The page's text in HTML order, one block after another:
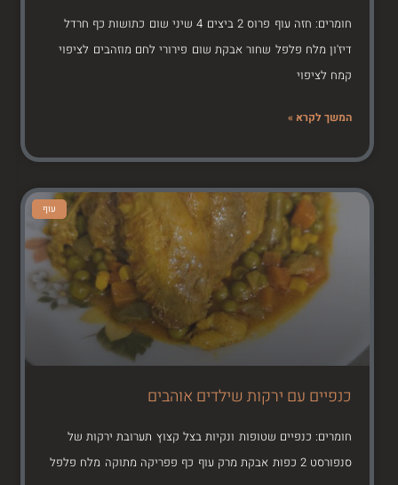
חומרים: חזה עוף פרוס 2 ביצים 4 שיני שום כתושות כף חרדל
דיז'ון מלח פלפל שחור אבקת שום פירורי לחם מוזהבים לציפוי
קמח לציפוי
המשך לקרא »
עוף
כנפיים עם ירקות שילדים אוהבים
חומרים: כנפיים שטופות ונקיות בצל קצוץ תערובת ירקות של
סנפורסט 2 כפות אבקת מרק עוף כף פפריקה מתוקה מלח פלפל